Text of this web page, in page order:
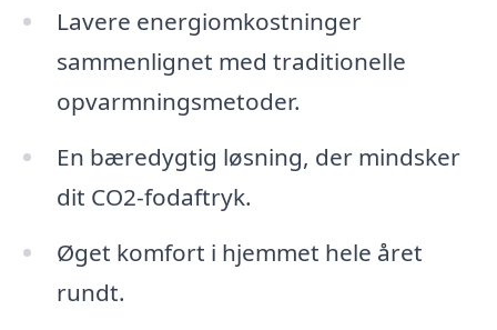
Lavere energiomkostninger
sammenlignet med traditionelle
opvarmningsmetoder.
En bæredygtig løsning, der mindsker
dit CO2-fodaftryk.
Øget komfort i hjemmet hele året
rundt.